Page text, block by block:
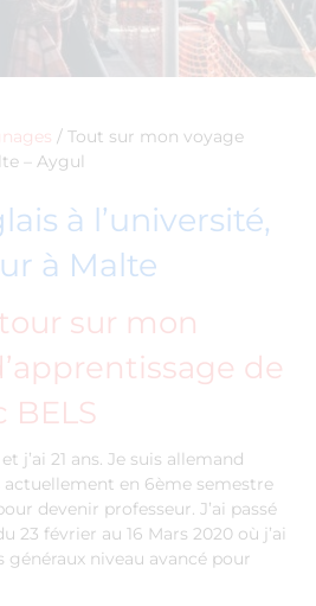
/ Tout sur mon voyage
– Aygul
à l’université,
à Malte
sur mon
de
BELS
j’ai 21 ans. Je suis allemand
actuellement en 6ème semestre
devenir professeur. J’ai passé
23 février au 16 Mars 2020 où j’ai
niveau avancé pour